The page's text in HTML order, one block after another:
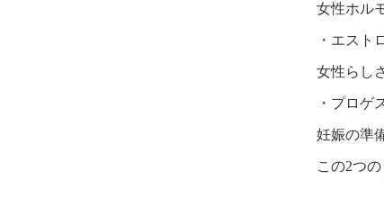
女性ホル
・エスト
女性らし
・プロゲ
妊娠の準
この2つの